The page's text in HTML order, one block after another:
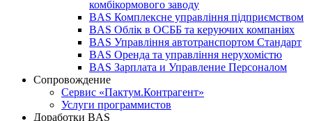
комбікормового заводу
BAS Комплексне управління підприємством
BAS Облік в ОСББ та керуючих компаніях
BAS Управління автотранспортом Стандарт
BAS Оренда та управління нерухомістю
BAS Зарплата и Управление Персоналом
Сопровождение
Сервис «Пактум.Контрагент»
Услуги программистов
Доработки BAS